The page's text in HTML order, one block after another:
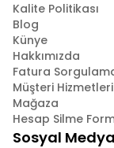
Kalite Politikası
Blog
Künye
Hakkımızda
Fatura
Müşteri Hizmetleri
Mağaza
Hesap Silme
Sosyal Medya